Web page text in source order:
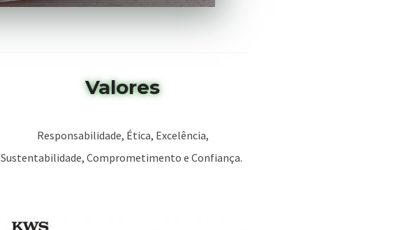
Valores
Responsabilidade, Ética, Excelência,
Sustentabilidade, Comprometimento e Confiança.